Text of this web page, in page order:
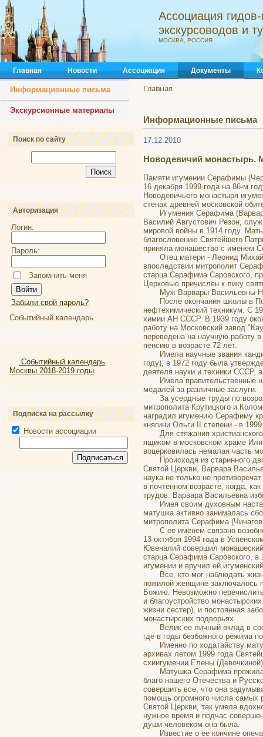
Ассоциация
экскурсоводов и
МОСКВА, РОССИЯ
Главная Новости Ассоциация Документы
Информационные письма
Экскурсионные материалы
Поиск по сайту
Авторизация
Логин:
Пароль:
Запомнить меня
Забыли свой пароль?
Событийный календарь
Событийный календарь
Москвы 2018-2019 годы
Подписка на рассылку
Новости ассоциации
Главная
Информационные письма
17.12.2010
Новодевичий монастырь.
Памяти игумении Серафимы
16 декабря 1999 года на 86-м
Новодевичьего монастыря
стенах древней московской
Игумения Серафима (Варвара
Василий Августович Резон,
мировой войны в 1914 году.
благословению Святейшего
приняла монашество с именем
Отец матери - Леонид
впоследствии митрополит
старца Серафима Саровского,
Церковью причислен к лику
Муж Варвары Васильевны
После окончания школы в
нефтехимический техникум. С
химии АН СССР. В 1939 году
работу на Московский завод
переведена на научную работу
пенсию в возрасте 72 лет.
Имела научные звания
году), в 1972 году была
деятеля науки и техники СССР,
Имела правительственные
медалей за различные заслуги.
За усердные труды по
митрополита Крутицкого и
наградил игумению Серафиму
княгини Ольги II степени - в
Для стяжания христианского
ящиком в московском храме
воцерковилась немалая часть
Происходя из старинного
Святой Церкви, Варвара
наука не только не
в почтенном возрасте, когда,
трудов. Варвара Васильевна
Имея своим духовным
матушка активно занималась
митрополита Серафима
С ее именем связано
13 октября 1994 года в
Ювеналий совершил
старца Серафима Саровского, а
игумении и вручил ей
Все, кто мог наблюдать
пожилой женщине заключалось
Божию. Невозможно
и благоустройство
жизни сестер), и постоянная
монастырских подворьях.
Велик ее личный вклад в
где в годы безбожного режима
Именно по ходатайству
архивах летом 1999 года
схиигумении Елены
Матушка Серафима прожила
благо нашего Отечества и
совершить все, что она
помощь огромного числа самых
Святой Церкви, так умела
нужное время и подчас
души человеком она была.
Известие о ее кончине